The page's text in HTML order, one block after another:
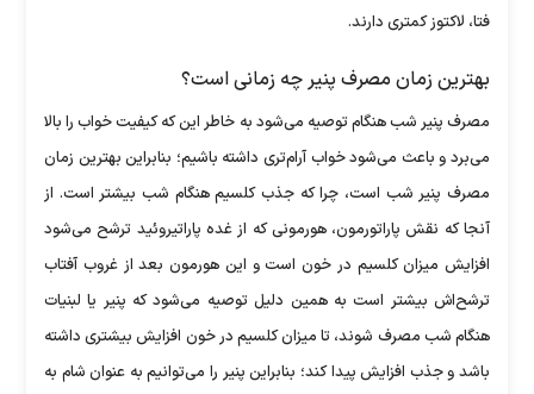
فتا، لاکتوز کمتری دارند.
بهترین زمان مصرف پنیر چه زمانی است؟
مصرف پنیر شب هنگام توصیه می‌شود به خاطر این که کیفیت خواب را بالا
می‌برد و باعث می‌شود خواب آرام‌تری داشته باشیم؛ بنابراین بهترین زمان
مصرف پنیر شب است، چرا که جذب کلسیم هنگام شب بیشتر است. از
آنجا که نقش پاراتورمون، هورمونی که از غده پاراتیروئید ترشح می‌شود
افزایش میزان کلسیم در خون است و این هورمون بعد از غروب آفتاب
ترشح‌اش بیشتر است به همین دلیل توصیه می‌شود که پنیر یا لبنیات
هنگام شب مصرف شوند، تا میزان کلسیم در خون افزایش بیشتری داشته
باشد و جذب افزایش پیدا کند؛ بنابراین پنیر را می‌توانیم به عنوان شام به